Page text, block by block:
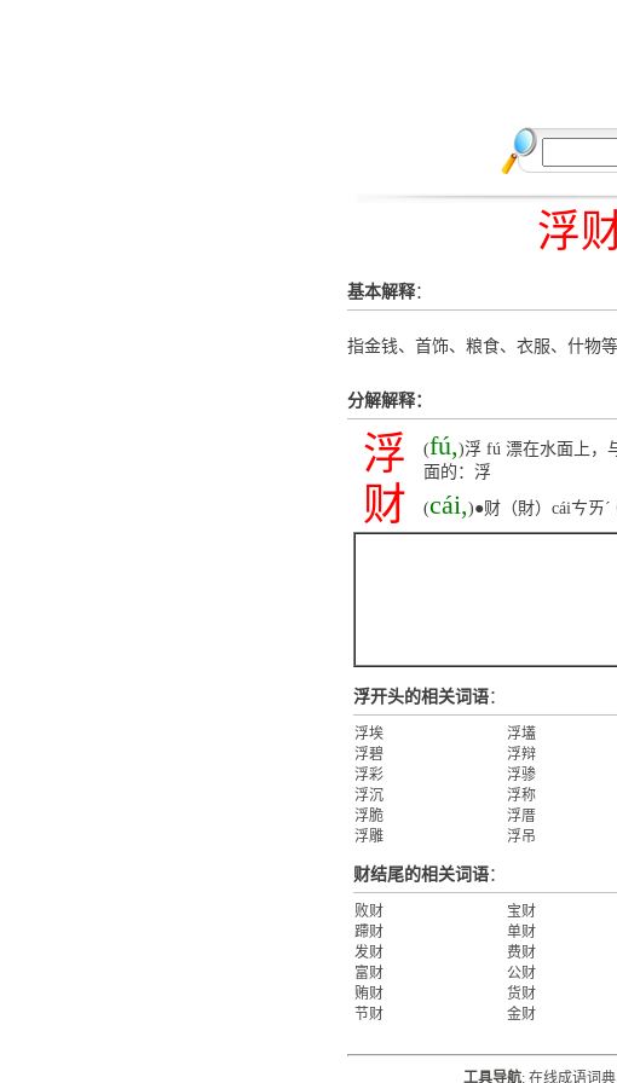
浮
基本解释：
指金钱、首饰、粮食、衣服、什物等
分解解释：
浮 (fú,)浮 fú 漂在水面上，
面的：浮
财 (cái,)●财（財）cáiㄘㄞ
浮开头的相关词语：
浮埃 浮壒
浮碧
浮辩
浮彩
浮骖
浮沉
浮称
浮脆
浮厝
浮雕
浮吊
财结尾的相关词语：
败财 宝财
蹛财
单财
发财
费财
富财
公财
贿财
货财
节财
金财
工具导航: 在线成语词典